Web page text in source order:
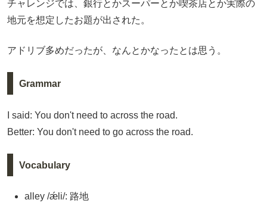
チャレンジでは、銀行とかスーパーとか喫茶店とか実際の
地元を想定したお題が出された。
アドリブ多めだったが、なんとかなったとは思う。
Grammar
I said: You don't need to across the road.
Better: You don't need to go across the road.
Vocabulary
alley /ǽli/: 路地